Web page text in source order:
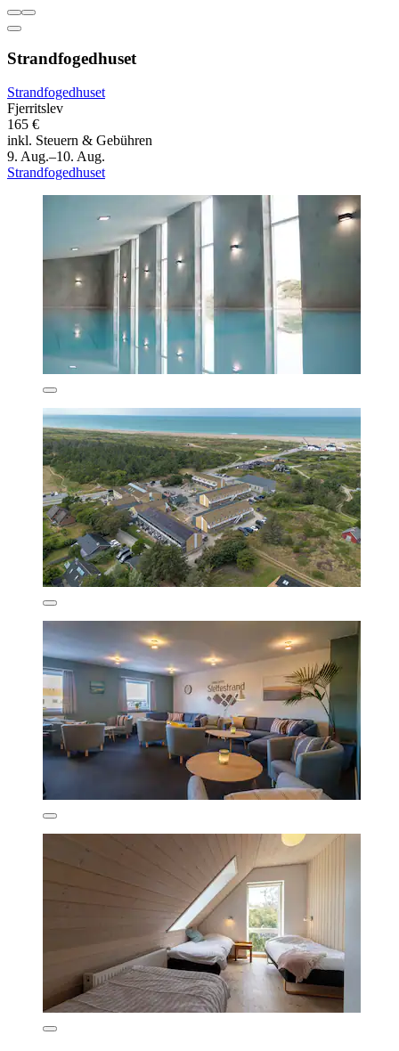
Strandfogedhuset
Strandfogedhuset
Fjerritslev
165 €
inkl. Steuern & Gebühren
9. Aug.–10. Aug.
Strandfogedhuset